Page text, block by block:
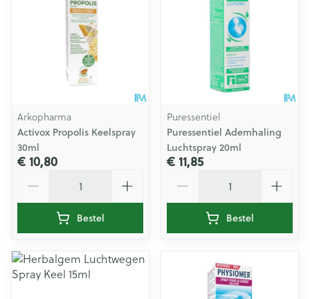
Arkopharma
Activox Propolis Keelspray
30ml
€ 10,80
Bestel
Puressentiel
Puressentiel Ademhaling
Luchtspray 20ml
€ 11,85
Bestel